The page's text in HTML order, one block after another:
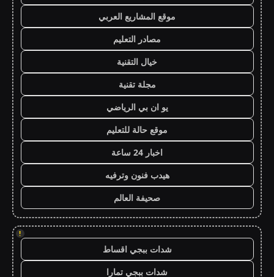
موقع المشاريع العربي
مصادر التعليم
خيال التقنية
مجلة تقنية
يو ان بي الرياضي
موقع حالة للتعليم
اخبار 24 ساعة
هيدب فنون وترفيه
صحيفة العالم
!
شدات ببجي اقساط
شدات ببجي تمارا